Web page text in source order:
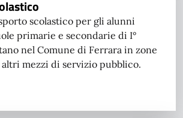
scolastico per gli alunni
primarie e secondarie di I°
nel Comune di Ferrara in zone
mezzi di servizio pubblico.